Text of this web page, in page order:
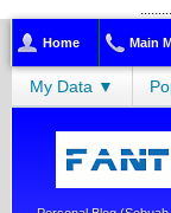
Home Main
My Data ▼